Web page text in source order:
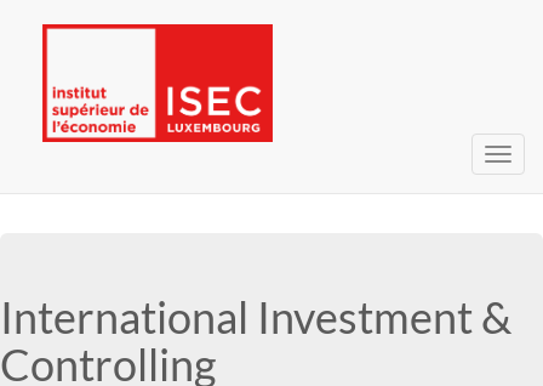
International Investment &
Controlling